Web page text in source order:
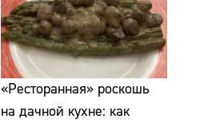
«Ресторанная» роскошь
на дачной кухне: как